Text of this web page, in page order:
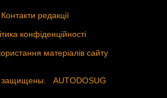
Контакти редакції
конфіденційності
матеріалів сайту
защищены. AUTODOSUG